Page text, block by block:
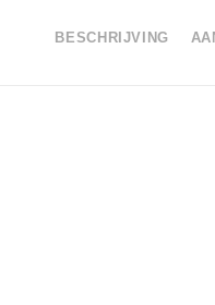
BESCHRIJVING